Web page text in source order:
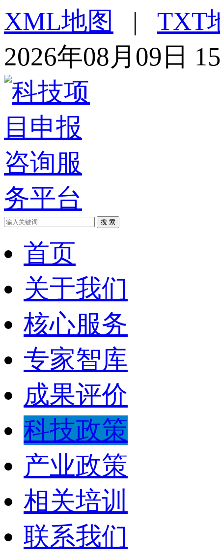
XML地图 | TXT
2026年08月09日
搜 索
首页
关于我们
核心服务
专家智库
成果评价
科技政策
产业政策
相关培训
联系我们